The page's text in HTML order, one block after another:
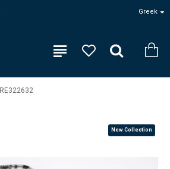
Greek
RE322632
New Collection